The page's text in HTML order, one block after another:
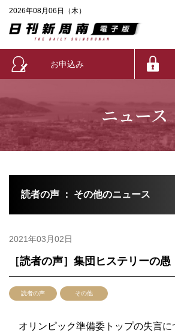
2026年08月06日（木）
お申込み
ニュース
読者の声 ： その他のニュース
2021年03月02日
［読者の声］集団ヒステリーの愚
読者の声 その他
オリンピック準備委トップの失言に